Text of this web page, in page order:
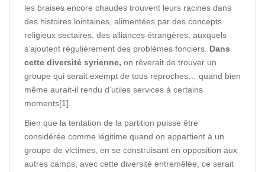
les braises encore chaudes trouvent leurs racines dans
des histoires lointaines, alimentées par des concepts
religieux sectaires, des alliances étrangères, auxquels
s’ajoutent régulièrement des problèmes fonciers. Dans
cette diversité syrienne, on rêverait de trouver un
groupe qui serait exempt de tous reproches… quand bien
même aurait-il rendu d’utiles services à certains
moments[1].
Bien que la tentation de la partition puisse être
considérée comme légitime quand on appartient à un
groupe de victimes, en se construisant en opposition aux
autres camps, avec cette diversité entremêlée, ce serait